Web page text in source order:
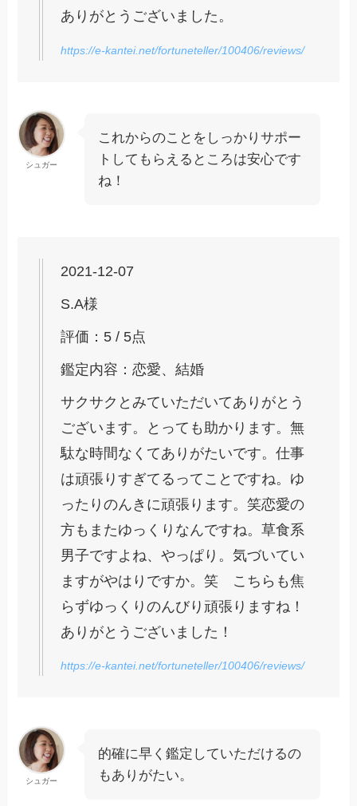
ありがとうございました。
https://e-kantei.net/fortuneteller/100406/reviews/
シュガー
これからのことをしっかりサポー
トしてもらえるところは安心です
ね！
2021-12-07
S.A様
評価：5 / 5点
鑑定内容：恋愛、結婚
サクサクとみていただいてありがとう
ございます。とっても助かります。無
駄な時間なくてありがたいです。仕事
は頑張りすぎてるってことですね。ゆ
ったりのんきに頑張ります。笑恋愛の
方もまたゆっくりなんですね。草食系
男子ですよね、やっぱり。気づいてい
ますがやはりですか。笑 こちらも焦
らずゆっくりのんびり頑張りますね！
ありがとうございました！
https://e-kantei.net/fortuneteller/100406/reviews/
シュガー
的確に早く鑑定していただけるの
もありがたい。